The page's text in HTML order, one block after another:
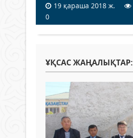
19 қараша 2018 ж.
0
ҰҚСАС ЖАҢАЛЫҚТАР: